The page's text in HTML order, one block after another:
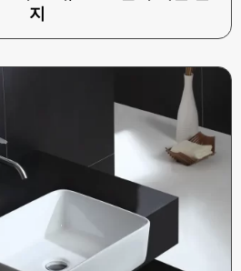
지